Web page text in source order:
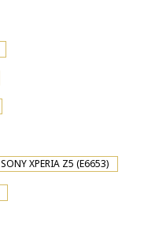
SONY XPERIA Z5 (E6653)